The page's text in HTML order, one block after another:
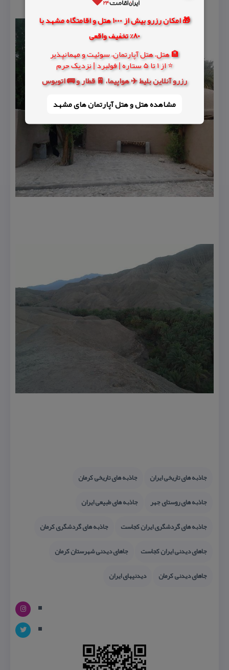
🎁 امکان رزرو بیش از 1000 هتل و اقامتگاه مشهد با
80% تخفیف واقعی
🏨 هتل، هتل آپارتمان، سوئیت و مهمانپذیر
⭐ از 1 تا 5 ستاره | فولبرد | نزدیک حرم
رزرو آنلاین بلیط ✈️ هواپیما، 🚆 قطار و 🚌 اتوبوس
مشاهده هتل و هتل‌ آپارتمان های مشهد
جاذبه های تاریخی ایران
جاذبه های تاریخی كرمان
جاذبه های روستای جهر
جاذبه های طبیعی ایران
جاذبه های گردشگری ایران كجاست
جاذبه های گردشگری كرمان
جاهای دیدنی ایران كجاست
جاهای دیدنی شهرستان كرمان
جاهای دیدنی كرمان
دیدنیهای ایران